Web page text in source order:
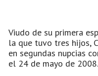
Viudo de su primera
la que tuvo tres hijos,
en segundas nupcias
el 24 de mayo de 2008.